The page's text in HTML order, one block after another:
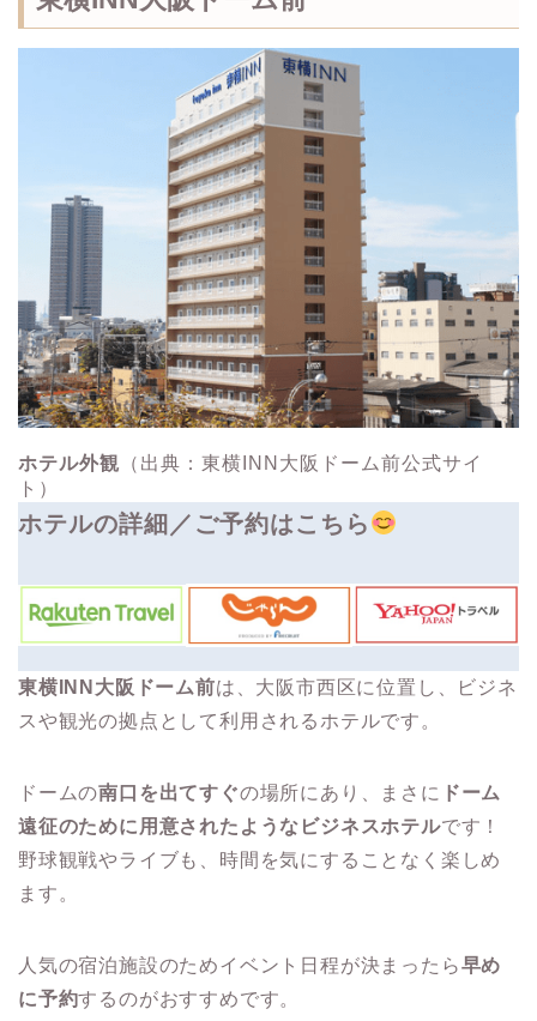
ホテル外観 （出典：東横INN大阪ドーム前公式サイ
ト）
ホテルの詳細／ご予約はこちら
東横INN大阪ドーム前は、大阪市西区に位置し、ビジネ
スや観光の拠点として利用されるホテルです。
ドームの南口を出てすぐの場所にあり、まさに ドーム
遠征のために用意されたようなビジネスホテルです！
野球観戦やライブも、時間を気にすることなく楽しめ
ます。
人気の宿泊施設のためイベント日程が決まったら早め
に予約するのがおすすめです。